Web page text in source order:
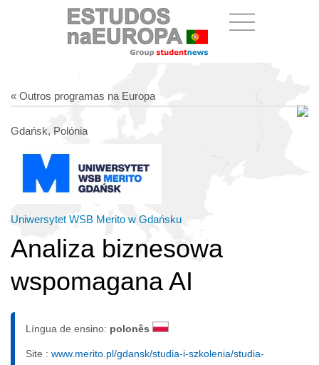
« Outros programas na Europa
Gdańsk, Polónia
Uniwersytet WSB Merito w Gdańsku
Analiza biznesowa
wspomagana AI
Língua de ensino: polonês
Site : www.merito.pl/gdansk/studia-i-szkolenia/studia-